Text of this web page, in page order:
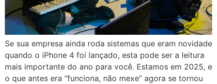
Se sua empresa ainda roda sistemas que eram novidade
quando o iPhone 4 foi lançado, esta pode ser a leitura
mais importante do ano para você. Estamos em 2025, e
o que antes era “funciona, não mexe” agora se tornou